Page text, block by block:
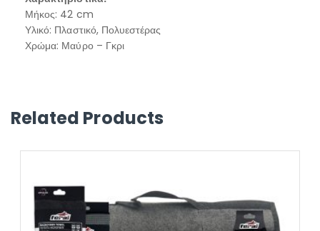
Μήκος: 42 cm
Υλικό: Πλαστικό, Πολυεστέρας
Χρώμα: Μαύρο – Γκρι
Related Products